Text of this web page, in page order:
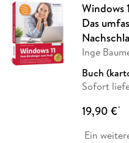
Windows
Das
Inge
Buch
Sofort
19,90 €*
Ein